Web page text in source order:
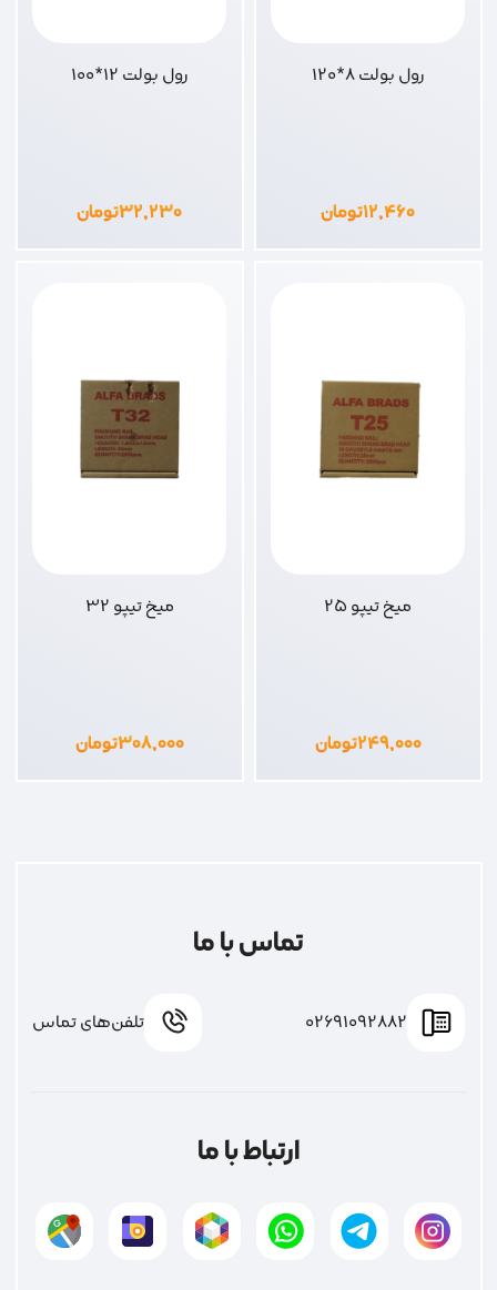
رول بولت 8*120
۱۲,۴۶۰تومان
رول بولت 12*100
۳۲,۲۳۰تومان
میخ تیپو 25
۲۴۹,۰۰۰تومان
میخ تیپو 32
۳۰۸,۰۰۰تومان
تماس با ما
02691092882 تلفن‌های تماس
ارتباط با ما